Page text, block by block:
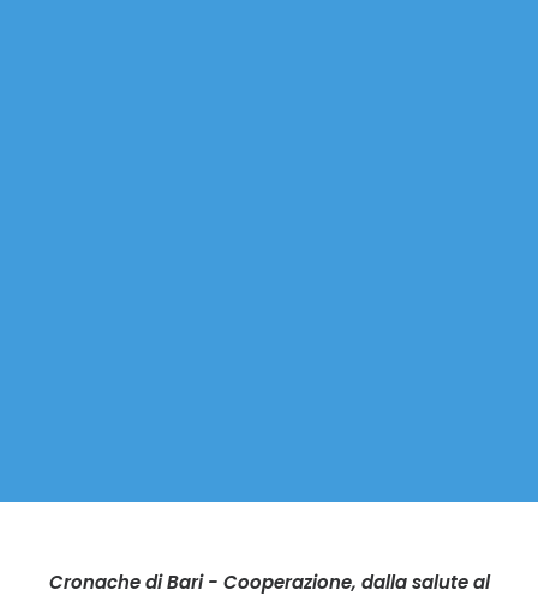
Cronache di Bari - Cooperazione, dalla salute al